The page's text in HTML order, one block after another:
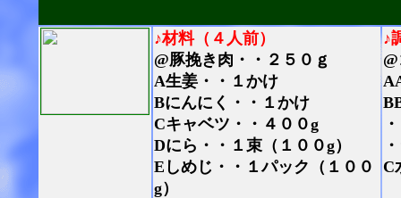
♪材料（４人前）
@豚挽き肉・・２５０ｇ
A生姜・・１かけ
Bにんにく・・１かけ
Cキャベツ・・４００g
Dにら・・１束（１００g）
Eしめじ・・１パック（１００
g）
♪
C